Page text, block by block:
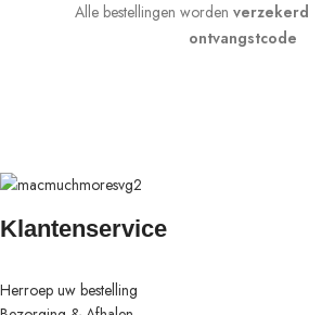
Alle bestellingen worden verzekerd
ontvangstcode
Klantenservice
Herroep uw bestelling